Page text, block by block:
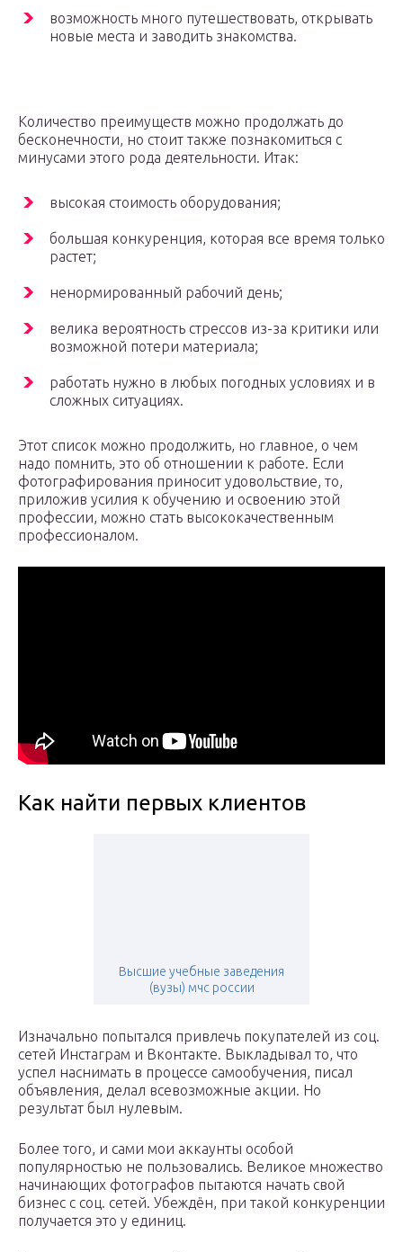
возможность много путешествовать, открывать
новые места и заводить знакомства.
Количество преимуществ можно продолжать до
бесконечности, но стоит также познакомиться с
минусами этого рода деятельности. Итак:
высокая стоимость оборудования;
большая конкуренция, которая все время только
растет;
ненормированный рабочий день;
велика вероятность стрессов из-за критики или
возможной потери материала;
работать нужно в любых погодных условиях и в
сложных ситуациях.
Этот список можно продолжить, но главное, о чем
надо помнить, это об отношении к работе. Если
фотографирования приносит удовольствие, то,
приложив усилия к обучению и освоению этой
профессии, можно стать высококачественным
профессионалом.
Как найти первых клиентов
Высшие учебные заведения
(вузы) мчс россии
Изначально попытался привлечь покупателей из соц.
сетей Инстаграм и Вконтакте. Выкладывал то, что
успел наснимать в процессе самообучения, писал
объявления, делал всевозможные акции. Но
результат был нулевым.
Более того, и сами мои аккаунты особой
популярностью не пользовались. Великое множество
начинающих фотографов пытаются начать свой
бизнес с соц. сетей. Убеждён, при такой конкуренции
получается это у единиц.